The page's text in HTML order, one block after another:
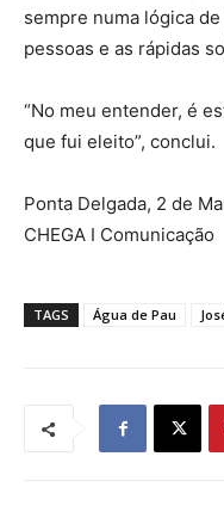
sempre numa lógica
pessoas e as rápidas
“No meu entender, é
que fui eleito”, conclui.
Ponta Delgada, 2 de
CHEGA I Comunicação
TAGS Água de Pau